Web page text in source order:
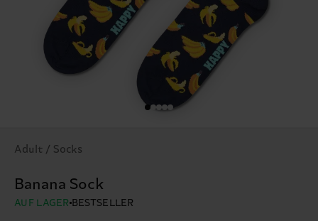
Adult / Socks
Banana Sock
AUF LAGER BESTSELLER